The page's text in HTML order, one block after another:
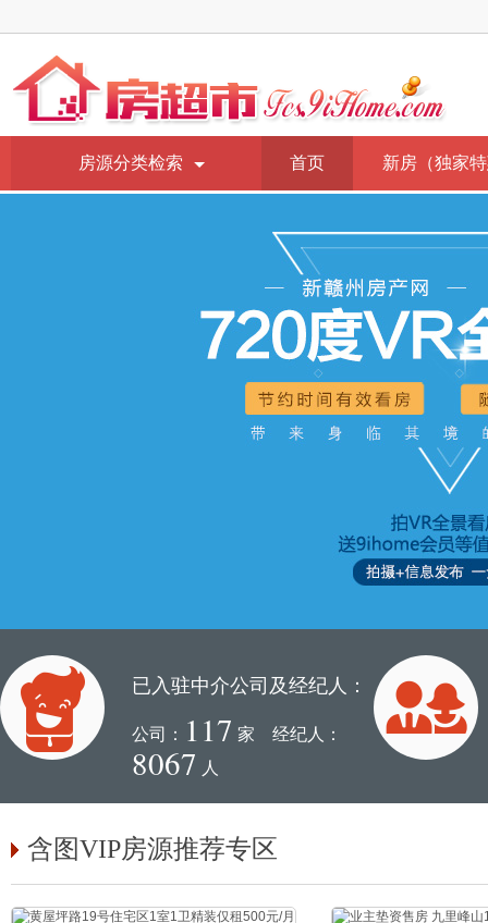
房源分类检索 首页 新房（独家
已入驻中介公司及经纪人：
公司： 117 家 经纪人：
8067 人
含图VIP房源推荐专区